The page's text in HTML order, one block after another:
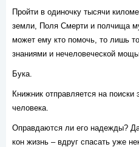
Пройти в одиночку тысячи
земли, Поля Смерти и полчища
может ему кто помочь, то лишь
знаниями и нечеловеческой
Бука.
Книжник отправляется на поиски
человека.
Оправдаются ли его надежды?
кон жизнь – вдруг спасать уже